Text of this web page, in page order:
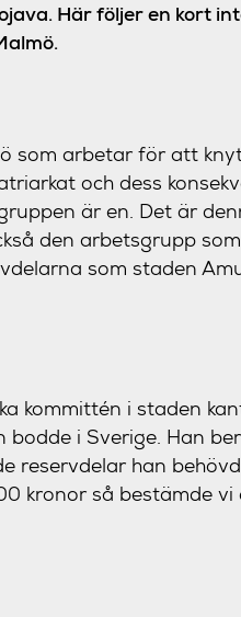
Här följer en kort
som arbetar för att
och dess
är en. Det är
den arbetsgrupp som
som staden
kommittén i staden
bodde i Sverige. Han
reservdelar han
kronor så bestämde vi